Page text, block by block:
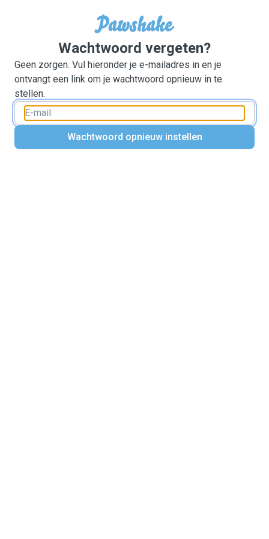
Wachtwoord vergeten?
Geen zorgen. Vul hieronder je e-mailadres in en je
ontvangt een link om je wachtwoord opnieuw in te
stellen.
Wachtwoord opnieuw instellen